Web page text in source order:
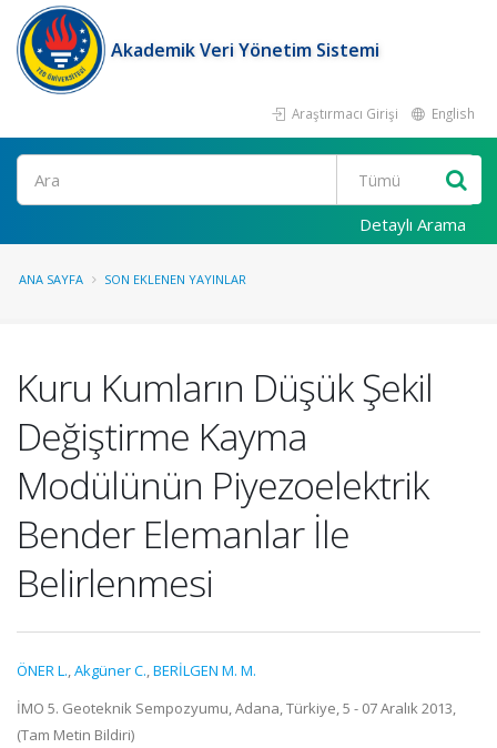
Akademik Veri Yönetim Sistemi
Araştırmacı Girişi English
Ara
Detaylı Arama
ANA SAYFA SON EKLENEN YAYINLAR
Kuru Kumların Düşük Şekil
Değiştirme Kayma
Modülünün Piyezoelektrik
Bender Elemanlar İle
Belirlenmesi
ÖNER L.,Akgüner C.,BERİLGEN M. M.
İMO 5. Geoteknik Sempozyumu, Adana, Türkiye, 5 - 07 Aralık 2013,
(Tam Metin Bildiri)